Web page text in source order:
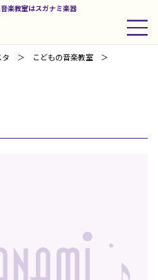
楽教室はスガナミ楽器
タ
こどもの音楽教室